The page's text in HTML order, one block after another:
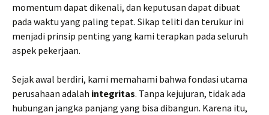
momentum dapat dikenali, dan keputusan dapat dibuat
pada waktu yang paling tepat. Sikap teliti dan terukur ini
menjadi prinsip penting yang kami terapkan pada seluruh
aspek pekerjaan.
Sejak awal berdiri, kami memahami bahwa fondasi utama
perusahaan adalah integritas. Tanpa kejujuran, tidak ada
hubungan jangka panjang yang bisa dibangun. Karena itu,